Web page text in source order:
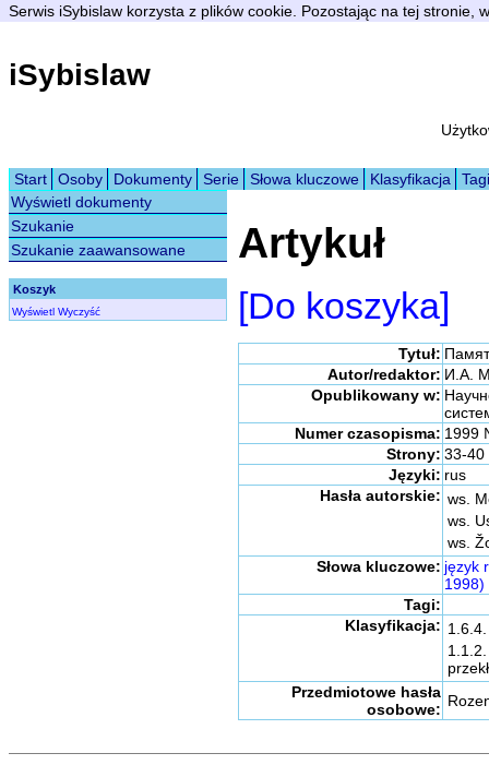
Serwis iSybislaw korzysta z plików cookie. Pozostając na tej stronie,
iSybislaw
Start Osoby Dokumenty Serie Słowa kluczowe Klasyfikacja
Tagi
Wyświetl dokumenty
Szukanie
Szukanie zaawansowane
Koszyk
Wyświetl Wyczyść
Artykuł
[Do koszyka]
Tytuł:
Autor/redaktor: И.А.
Opublikowany w:
Numer czasopisma: 1999
Strony: 33-40
Języki: rus
Hasła autorskie: ws.
ws.
ws.
Słowa kluczowe: język
1998)
Tagi:
Klasyfikacja:
Przedmiotowe hasła
osobowe: